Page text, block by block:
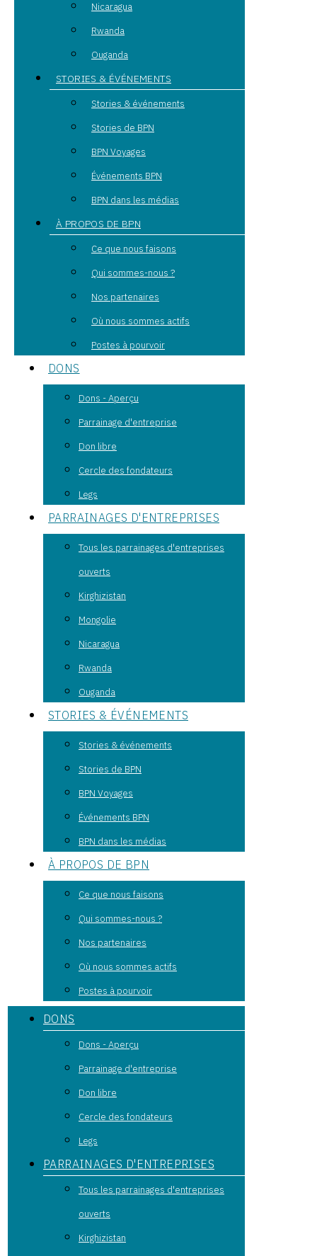
Nicaragua
Rwanda
Ouganda
STORIES & ÉVÉNEMENTS
Stories & événements
Stories de BPN
BPN Voyages
Événements BPN
BPN dans les médias
À PROPOS DE BPN
Ce que nous faisons
Qui sommes-nous ?
Nos partenaires
Où nous sommes actifs
Postes à pourvoir
DONS
Dons - Aperçu
Parrainage d'entreprise
Don libre
Cercle des fondateurs
Legs
PARRAINAGES D'ENTREPRISES
Tous les parrainages d'entreprises
ouverts
Kirghizistan
Mongolie
Nicaragua
Rwanda
Ouganda
STORIES & ÉVÉNEMENTS
Stories & événements
Stories de BPN
BPN Voyages
Événements BPN
BPN dans les médias
À PROPOS DE BPN
Ce que nous faisons
Qui sommes-nous ?
Nos partenaires
Où nous sommes actifs
Postes à pourvoir
DONS
Dons - Aperçu
Parrainage d'entreprise
Don libre
Cercle des fondateurs
Legs
PARRAINAGES D'ENTREPRISES
Tous les parrainages d'entreprises
ouverts
Kirghizistan